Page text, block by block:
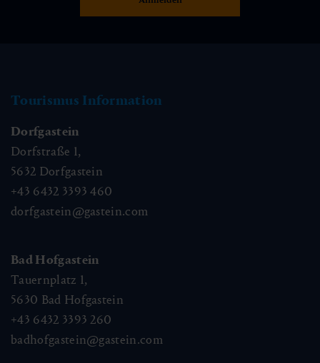
Tourismus Information
Dorfgastein
Dorfstraße 1,
5632 Dorfgastein
+43 6432 3393 460
dorfgastein@gastein.com
Bad Hofgastein
Tauernplatz 1,
5630 Bad Hofgastein
+43 6432 3393 260
badhofgastein@gastein.com